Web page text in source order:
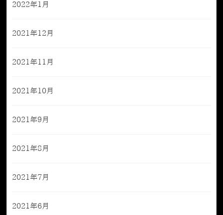
2022年1月
2021年12月
2021年11月
2021年10月
2021年9月
2021年8月
2021年7月
2021年6月